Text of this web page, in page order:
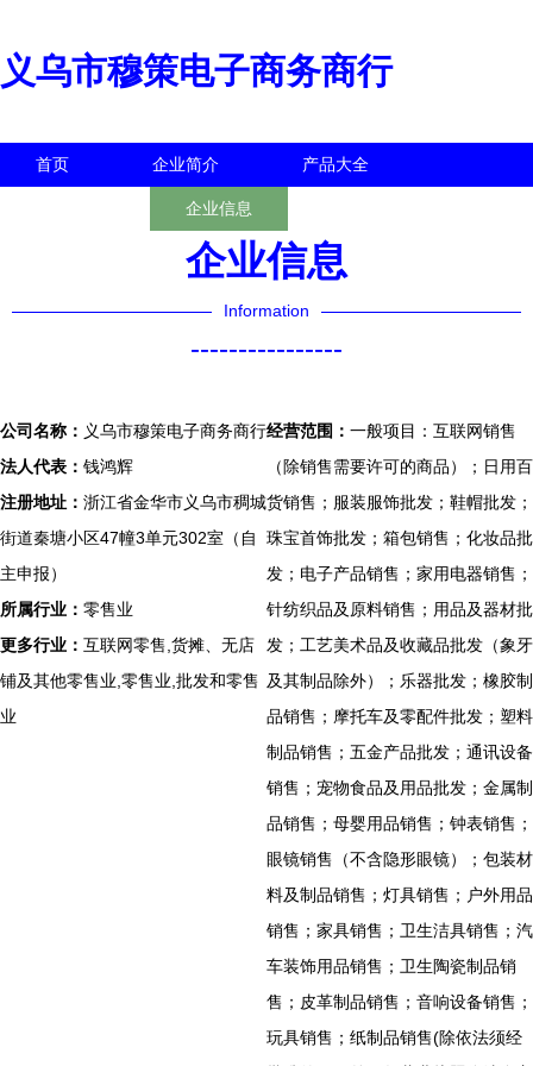
义乌市穆策电子商务商行
首页 企业简介 产品大全
企业信息
企业信息
Information
----------------
公司名称： 义乌市穆策电子商务商行
法人代表： 钱鸿辉
注册地址： 浙江省金华市义乌市稠城
街道秦塘小区47幢3单元302室（自
主申报）
所属行业： 零售业
更多行业： 互联网零售,货摊、无店
铺及其他零售业,零售业,批发和零售
业
经营范围： 一般项目：互联网销售
（除销售需要许可的商品）；日用百
货销售；服装服饰批发；鞋帽批发；
珠宝首饰批发；箱包销售；化妆品批
发；电子产品销售；家用电器销售；
针纺织品及原料销售；用品及器材批
发；工艺美术品及收藏品批发（象牙
及其制品除外）；乐器批发；橡胶制
品销售；摩托车及零配件批发；塑料
制品销售；五金产品批发；通讯设备
销售；宠物食品及用品批发；金属制
品销售；母婴用品销售；钟表销售；
眼镜销售（不含隐形眼镜）；包装材
料及制品销售；灯具销售；户外用品
销售；家具销售；卫生洁具销售；汽
车装饰用品销售；卫生陶瓷制品销
售；皮革制品销售；音响设备销售；
玩具销售；纸制品销售(除依法须经